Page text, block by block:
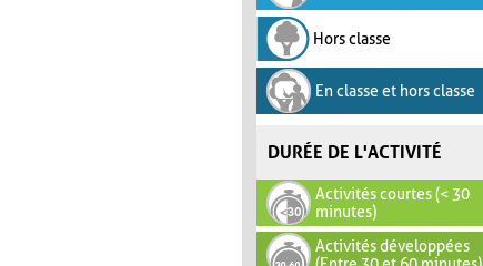
Hors classe
En classe et hors classe
DURÉE DE L'ACTIVITÉ
Activités courtes (< 30
minutes)
Activités développées